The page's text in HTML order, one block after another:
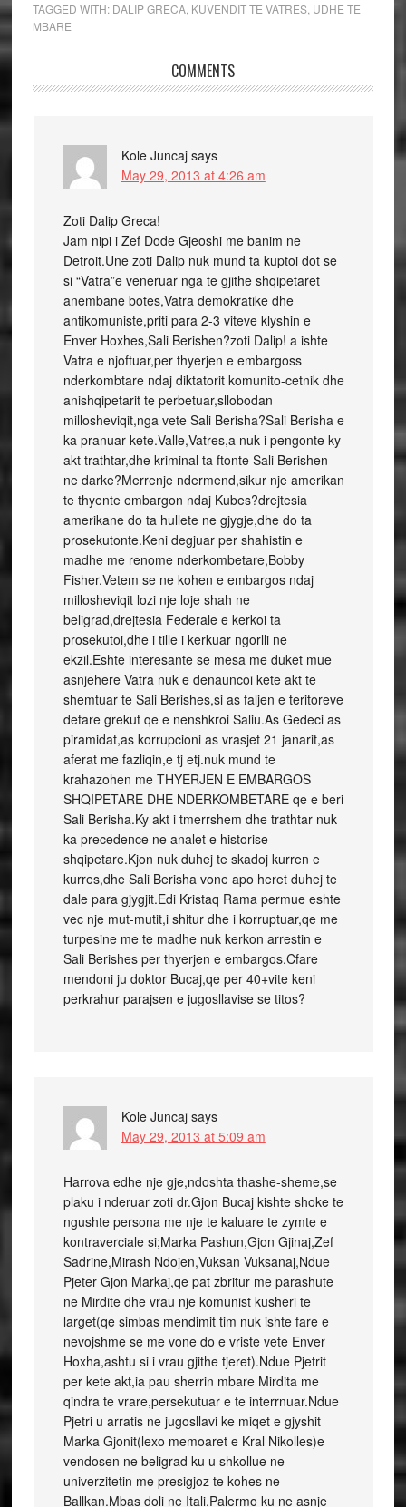
TAGGED WITH: DALIP GRECA, KUVENDIT TE VATRES, UDHE TE
MBARE
COMMENTS
Kole Juncaj says
May 29, 2013 at 4:26 am
Zoti Dalip Greca!
Jam nipi i Zef Dode Gjeoshi me banim ne
Detroit.Une zoti Dalip nuk mund ta kuptoi dot se
si “Vatra”e veneruar nga te gjithe shqipetaret
anembane botes,Vatra demokratike dhe
antikomuniste,priti para 2-3 viteve klyshin e
Enver Hoxhes,Sali Berishen?zoti Dalip! a ishte
Vatra e njoftuar,per thyerjen e embargoss
nderkombtare ndaj diktatorit komunito-cetnik dhe
anishqipetarit te perbetuar,sllobodan
millosheviqit,nga vete Sali Berisha?Sali Berisha e
ka pranuar kete.Valle,Vatres,a nuk i pengonte ky
akt trathtar,dhe kriminal ta ftonte Sali Berishen
ne darke?Merrenje ndermend,sikur nje amerikan
te thyente embargon ndaj Kubes?drejtesia
amerikane do ta hullete ne gjygje,dhe do ta
prosekutonte.Keni degjuar per shahistin e
madhe me renome nderkombetare,Bobby
Fisher.Vetem se ne kohen e embargos ndaj
millosheviqit lozi nje loje shah ne
beligrad,drejtesia Federale e kerkoi ta
prosekutoi,dhe i tille i kerkuar ngorlli ne
ekzil.Eshte interesante se mesa me duket mue
asnjehere Vatra nuk e denauncoi kete akt te
shemtuar te Sali Berishes,si as faljen e teritoreve
detare grekut qe e nenshkroi Saliu.As Gedeci as
piramidat,as korrupcioni as vrasjet 21 janarit,as
aferat me fazliqin,e tj etj.nuk mund te
krahazohen me THYERJEN E EMBARGOS
SHQIPETARE DHE NDERKOMBETARE qe e beri
Sali Berisha.Ky akt i tmerrshem dhe trathtar nuk
ka precedence ne analet e historise
shqipetare.Kjon nuk duhej te skadoj kurren e
kurres,dhe Sali Berisha vone apo heret duhej te
dale para gjygjit.Edi Kristaq Rama permue eshte
vec nje mut-mutit,i shitur dhe i korruptuar,qe me
turpesine me te madhe nuk kerkon arrestin e
Sali Berishes per thyerjen e embargos.Cfare
mendoni ju doktor Bucaj,qe per 40+vite keni
perkrahur parajsen e jugosllavise se titos?
Kole Juncaj says
May 29, 2013 at 5:09 am
Harrova edhe nje gje,ndoshta thashe-sheme,se
plaku i nderuar zoti dr.Gjon Bucaj kishte shoke te
ngushte persona me nje te kaluare te zymte e
kontraverciale si;Marka Pashun,Gjon Gjinaj,Zef
Sadrine,Mirash Ndojen,Vuksan Vuksanaj,Ndue
Pjeter Gjon Markaj,qe pat zbritur me parashute
ne Mirdite dhe vrau nje komunist kusheri te
larget(qe simbas mendimit tim nuk ishte fare e
nevojshme se me vone do e vriste vete Enver
Hoxha,ashtu si i vrau gjithe tjeret).Ndue Pjetrit
per kete akt,ia pau sherrin mbare Mirdita me
qindra te vrare,persekutuar e te interrnuar.Ndue
Pjetri u arratis ne jugosllavi ke miqet e gjyshit
Marka Gjonit(lexo memoaret e Kral Nikolles)e
vendosen ne beligrad ku u shkollue ne
univerzitetin me presigjoz te kohes ne
Ballkan.Mbas doli ne Itali,Palermo ku ne asnje